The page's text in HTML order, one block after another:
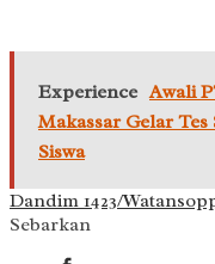
Experience Awali
Makassar Gelar
Siswa
Dandim 1423/
Sebarkan